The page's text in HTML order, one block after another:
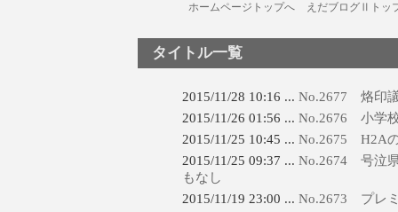
ホームページトップへ えだブログⅡトッ
タイトル一覧
2015/11/28 10:16 ... No.2677 烙印
2015/11/26 01:56 ... No.2676 小学
2015/11/25 10:45 ... No.2675 H2A
2015/11/25 09:37 ... No.2674 号泣
もなし
2015/11/19 23:00 ... No.2673 プレ